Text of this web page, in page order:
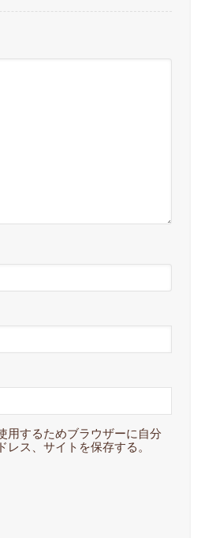
用するためブラウザーに自分
レス、サイトを保存する。